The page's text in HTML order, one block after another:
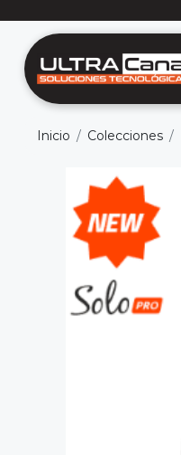
Inicio Colecciones